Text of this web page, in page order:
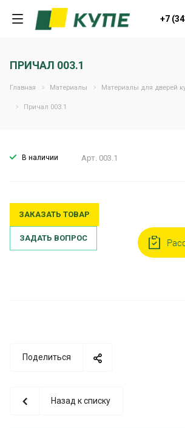
+7
ПРИЧАЛ 003.1
Главная Материалы Материалы для дверей
Причал 003.1
В наличии Арт. 003.1
ЗАКАЗАТЬ ТОВАР
ЗАДАТЬ ВОПРОС
Поделиться
Назад к списку